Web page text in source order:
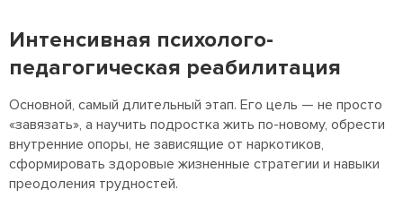
Интенсивная психолого-
педагогическая реабилитация
Основной, самый длительный этап. Его цель — не просто
«завязать», а научить подростка жить по-новому, обрести
внутренние опоры, не зависящие от наркотиков,
сформировать здоровые жизненные стратегии и навыки
преодоления трудностей.